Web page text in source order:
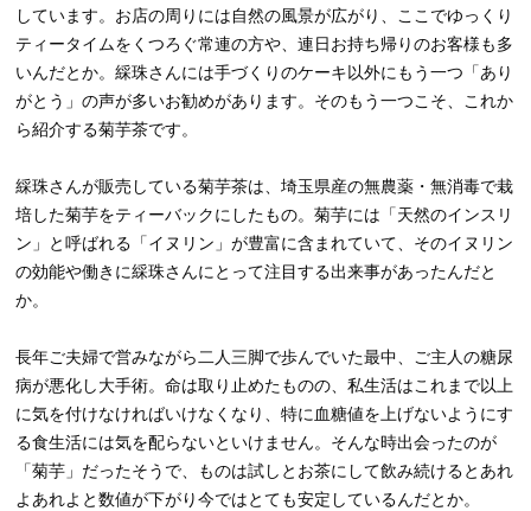
しています。お店の周りには自然の風景が広がり、ここでゆっくり
ティータイムをくつろぐ常連の方や、連日お持ち帰りのお客様も多
いんだとか。綵珠さんには手づくりのケーキ以外にもう一つ「あり
がとう」の声が多いお勧めがあります。そのもう一つこそ、これか
ら紹介する菊芋茶です。
綵珠さんが販売している菊芋茶は、埼玉県産の無農薬・無消毒で栽
培した菊芋をティーバックにしたもの。菊芋には「天然のインスリ
ン」と呼ばれる「イヌリン」が豊富に含まれていて、そのイヌリン
の効能や働きに綵珠さんにとって注目する出来事があったんだと
か。
長年ご夫婦で営みながら二人三脚で歩んでいた最中、ご主人の糖尿
病が悪化し大手術。命は取り止めたものの、私生活はこれまで以上
に気を付けなければいけなくなり、特に血糖値を上げないようにす
る食生活には気を配らないといけません。そんな時出会ったのが
「菊芋」だったそうで、ものは試しとお茶にして飲み続けるとあれ
よあれよと数値が下がり今ではとても安定しているんだとか。